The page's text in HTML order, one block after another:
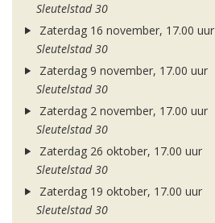
Sleutelstad 30
Zaterdag 16 november, 17.00 uur
Sleutelstad 30
Zaterdag 9 november, 17.00 uur
Sleutelstad 30
Zaterdag 2 november, 17.00 uur
Sleutelstad 30
Zaterdag 26 oktober, 17.00 uur
Sleutelstad 30
Zaterdag 19 oktober, 17.00 uur
Sleutelstad 30